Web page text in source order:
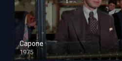
Capone
1975
HD 1080p